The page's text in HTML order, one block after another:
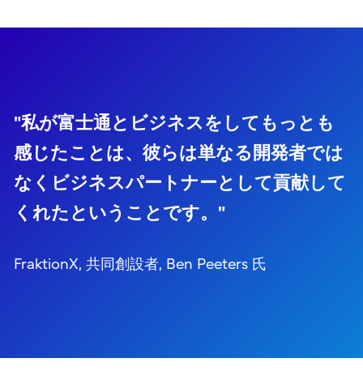
"私が富士通とビジネスをしてもっとも
感じたことは、彼らは単なる開発者では
なくビジネスパートナーとして貢献して
くれたということです。"
FraktionX, 共同創設者, Ben Peeters 氏